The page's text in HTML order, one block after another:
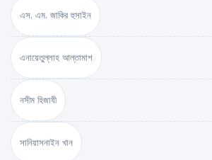
এস. এম. জাকির হুসাইন
এনায়েতুল্লাহ আল্‌তামাশ
নসীম হিজাযী
সানিয়াসনাইন খান